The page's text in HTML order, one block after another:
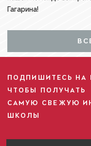
Гагарина!
ПОДПИШИТЕСЬ НА
ЧТОБЫ ПОЛУЧАТЬ
САМУЮ СВЕЖУЮ
ШКОЛЫ